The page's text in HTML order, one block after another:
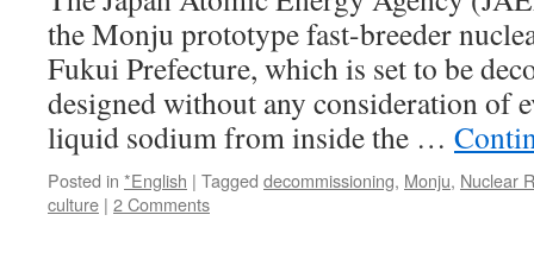
the Monju prototype fast-breeder
Fukui Prefecture, which is set to be
designed without any consideration of
liquid sodium from inside the …
Posted in *English | Tagged decommissioning, Monju, Nuclear
culture | 2 Comments